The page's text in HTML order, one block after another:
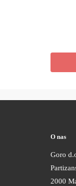
O nas
Goro
2000